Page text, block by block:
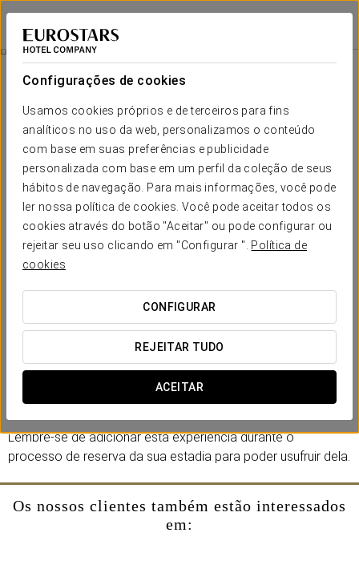
Configurações de cookies
Usamos cookies próprios e de terceiros para fins
analíticos no uso da web, personalizamos o conteúdo
com base em suas preferências e publicidade
personalizada com base em um perfil da coleção de seus
hábitos de navegação. Para mais informações, você pode
ler nossa política de cookies. Você pode aceitar todos os
cookies através do botão "Aceitar" ou pode configurar ou
rejeitar seu uso clicando em "Configurar ". Política de
cookies
CONFIGURAR
REJEITAR TUDO
ACEITAR
Eurostars Guadalquivir
SEVILHA
Pequeno-Almoço Com Diamantes
20 € por pessoa
Pequeno-almoço com diamantes
Comece o dia sem pressa com um pequeno-almoço
completo servido no seu quarto, no horário que indicar.
Uma proposta pensada para desfrutar com calma de uma
seleção de produtos como café, sumo de laranja, cava,
iogurtes, queijos, enchidos, fruta fresca e pastelaria.
Lembre-se de adicionar esta experiência durante o
processo de reserva da sua estadia para poder usufruir dela.
Os nossos clientes também estão interessados
em: